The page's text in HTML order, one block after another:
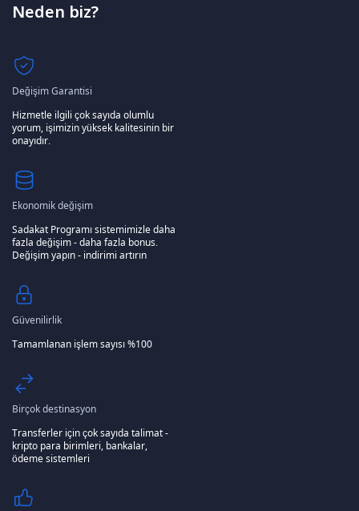
Neden biz?
Değişim Garantisi
Hizmetle ilgili çok sayıda olumlu
yorum, işimizin yüksek kalitesinin bir
onayıdır.
Ekonomik değişim
Sadakat Programı sistemimizle daha
fazla değişim - daha fazla bonus.
Değişim yapın - indirimi artırın
Güvenilirlik
Tamamlanan işlem sayısı %100
Birçok destinasyon
Transferler için çok sayıda talimat -
kripto para birimleri, bankalar,
ödeme sistemleri